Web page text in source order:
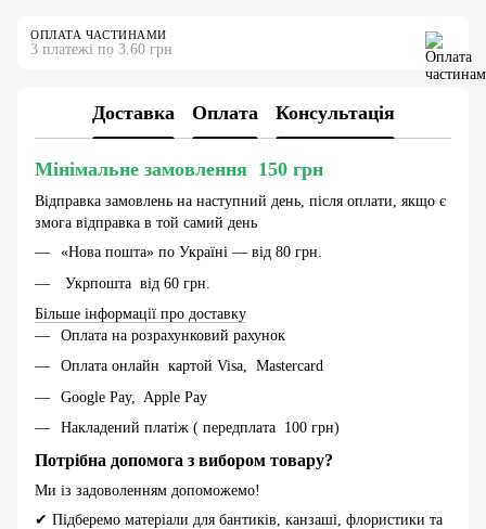
ОПЛАТА ЧАСТИНАМИ
3 платежі по 3.60 грн
Доставка Оплата Консультація
Мінімальне замовлення 150 грн
Відправка замовлень на наступний день, після оплати, якщо є
змога відправка в той самий день
«Нова пошта» по Україні — від 80 грн.
Укрпошта від 60 грн.
Більше інформації про доставку
Оплата на розрахунковий рахунок
Оплата онлайн картой Visa, Mastercard
Google Pay, Apple Pay
Накладений платіж ( передплата 100 грн)
Потрібна допомога з вибором товару?
Ми із задоволенням допоможемо!
✔ Підберемо матеріали для бантиків, канзаші, флористики та